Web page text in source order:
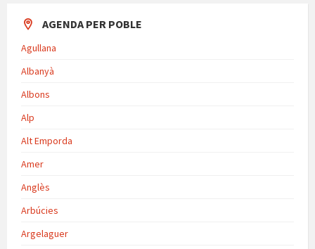
AGENDA PER POBLE
Agullana
Albanyà
Albons
Alp
Alt Emporda
Amer
Anglès
Arbúcies
Argelaguer